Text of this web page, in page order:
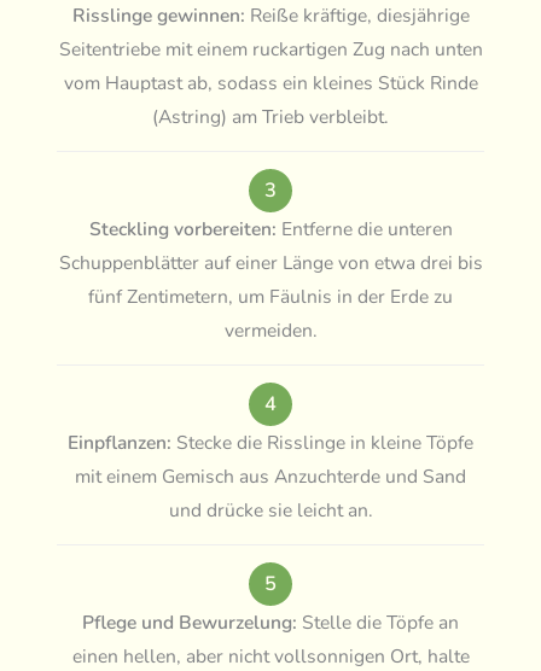
Risslinge gewinnen: Reiße kräftige, diesjährige
Seitentriebe mit einem ruckartigen Zug nach unten
vom Hauptast ab, sodass ein kleines Stück Rinde
(Astring) am Trieb verbleibt.
3
Steckling vorbereiten: Entferne die unteren
Schuppenblätter auf einer Länge von etwa drei bis
fünf Zentimetern, um Fäulnis in der Erde zu
vermeiden.
4
Einpflanzen: Stecke die Risslinge in kleine Töpfe
mit einem Gemisch aus Anzuchterde und Sand
und drücke sie leicht an.
5
Pflege und Bewurzelung: Stelle die Töpfe an
einen hellen, aber nicht vollsonnigen Ort, halte